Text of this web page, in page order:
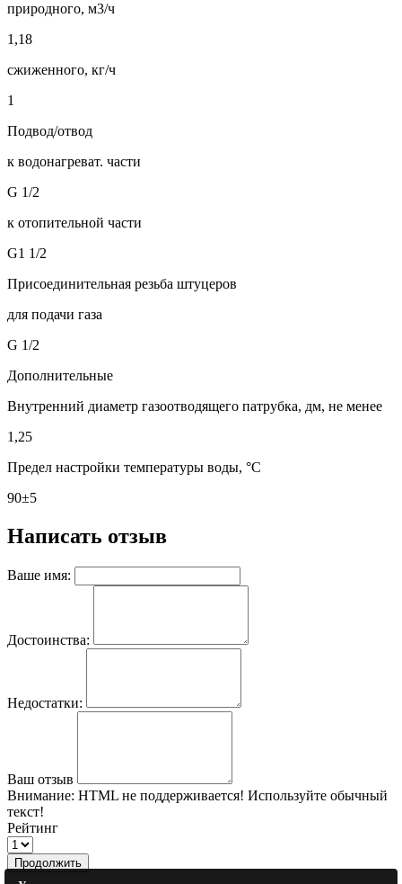
природного, м3/ч
1,18
сжиженного, кг/ч
1
Подвод/отвод
к водонагреват. части
G 1/2
к отопительной части
G1 1/2
Присоединительная резьба штуцеров
для подачи газа
G 1/2
Дополнительные
Внутренний диаметр газоотводящего патрубка, дм, не менее
1,25
Предел настройки температуры воды, °C
90±5
Написать отзыв
Ваше имя:
Достоинства:
Недостатки:
Ваш отзыв
Внимание: HTML не поддерживается! Используйте обычный
текст!
Рейтинг
Продолжить